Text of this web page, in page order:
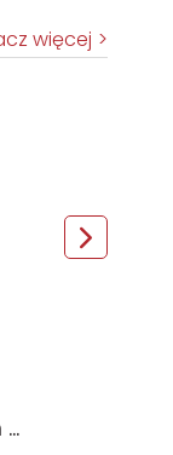
więcej
Niebieskie pudełko. Tom 13